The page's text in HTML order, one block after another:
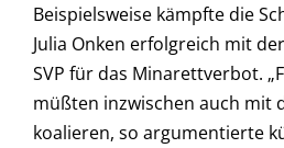
Beispielsweise kämpfte die
Julia Onken erfolgreich mit
SVP für das Minarettverbot.
müßten inzwischen auch mit
koalieren, so argumentierte